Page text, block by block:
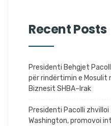
Recent Posts
Presidenti Behgjet
për rindërtimin e
Biznesit SHBA–Irak
Presidenti Pacolli
Washington, promovoi